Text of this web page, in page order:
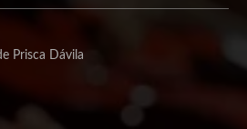
Prisca Dávila